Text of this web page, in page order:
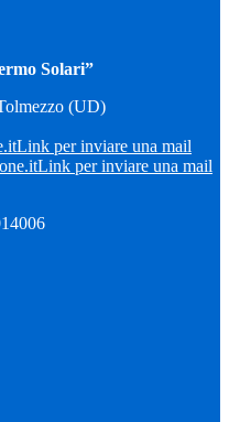
Solari”
(UD)
Link per inviare una mail
Link per inviare una mail